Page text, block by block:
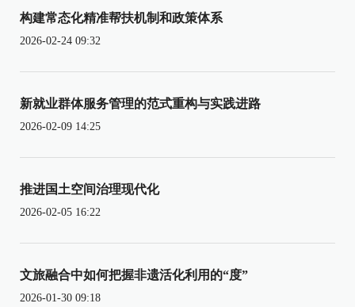
构建常态化精准帮扶机制和政策体系
2026-02-24 09:32
新就业群体服务管理的范式重构与实践进路
2026-02-09 14:25
推进国土空间治理现代化
2026-02-05 16:22
文旅融合中如何把握非遗活化利用的“度”
2026-01-30 09:18